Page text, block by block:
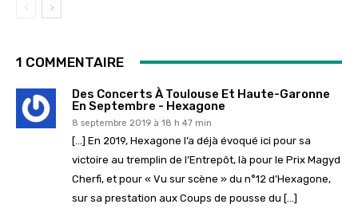
1 COMMENTAIRE
Des Concerts À Toulouse Et Haute-Garonne
En Septembre - Hexagone
8 septembre 2019 à 18 h 47 min
[…] En 2019, Hexagone l’a déjà évoqué ici pour sa
victoire au tremplin de l’Entrepôt, là pour le Prix Magyd
Cherfi, et pour « Vu sur scène » du n°12 d’Hexagone,
sur sa prestation aux Coups de pousse du […]